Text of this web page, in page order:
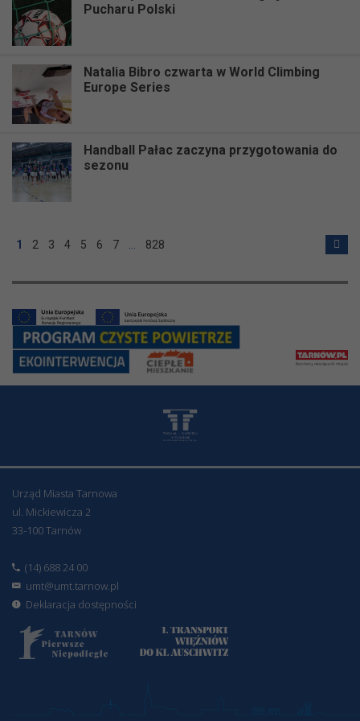
Pucharu Polski
Natalia Bibro czwarta w World Climbing
Europe Series
Handball Pałac zaczyna przygotowania do
sezonu
1 2 3 4 5 6 7 828
Urząd Miasta Tarnowa
ul. Mickiewicza 2
33-100 Tarnów
(14) 688 24 00
umt@umt.tarnow.pl
Deklaracja dostępności